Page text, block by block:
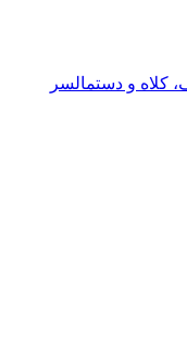
کلاه و دستمالسر